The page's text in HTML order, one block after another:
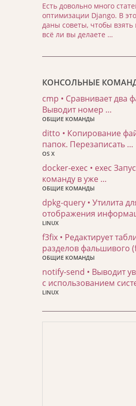
Есть довольно много
оптимизации Django. В
даны советы, чтобы взять
всё ли вы делаете …
КОНСОЛЬНЫЕ
cmp • Сравнивает два
Выводит номер …
ОБЩИЕ КОМАНДЫ
ditto • Копирование
папок. Перезаписать …
OS X
docker-exec • exec
команду в уже …
ОБЩИЕ КОМАНДЫ
dpkg-query • Утилита
отображения
LINUX
f3fix • Редактирует
разделов фальшивого
ОБЩИЕ КОМАНДЫ
notify-send • Выводит
с использованием
LINUX